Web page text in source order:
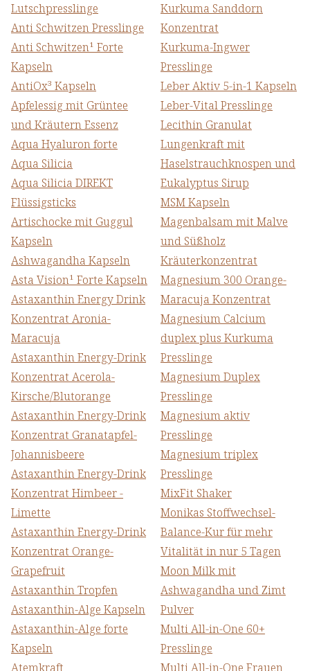
Lutschpresslinge
Anti Schwitzen Presslinge
Anti Schwitzen¹ Forte
Kapseln
AntiOx³ Kapseln
Apfelessig mit Grüntee
und Kräutern Essenz
Aqua Hyaluron forte
Aqua Silicia
Aqua Silicia DIREKT
Flüssigsticks
Artischocke mit Guggul
Kapseln
Ashwagandha Kapseln
Asta Vision¹ Forte Kapseln
Astaxanthin Energy Drink
Konzentrat Aronia-
Maracuja
Astaxanthin Energy-Drink
Konzentrat Acerola-
Kirsche/Blutorange
Astaxanthin Energy-Drink
Konzentrat Granatapfel-
Johannisbeere
Astaxanthin Energy-Drink
Konzentrat Himbeer -
Limette
Astaxanthin Energy-Drink
Konzentrat Orange-
Grapefruit
Astaxanthin Tropfen
Astaxanthin-Alge Kapseln
Astaxanthin-Alge forte
Kapseln
Atemkraft
Kurkuma Sanddorn
Konzentrat
Kurkuma-Ingwer
Presslinge
Leber Aktiv 5-in-1 Kapseln
Leber-Vital Presslinge
Lecithin Granulat
Lungenkraft mit
Haselstrauchknospen und
Eukalyptus Sirup
MSM Kapseln
Magenbalsam mit Malve
und Süßholz
Kräuterkonzentrat
Magnesium 300 Orange-
Maracuja Konzentrat
Magnesium Calcium
duplex plus Kurkuma
Presslinge
Magnesium Duplex
Presslinge
Magnesium aktiv
Presslinge
Magnesium triplex
Presslinge
MixFit Shaker
Monikas Stoffwechsel-
Balance-Kur für mehr
Vitalität in nur 5 Tagen
Moon Milk mit
Ashwagandha und Zimt
Pulver
Multi All-in-One 60+
Presslinge
Multi All-in-One Frauen